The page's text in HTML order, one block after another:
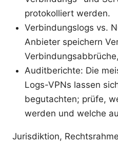
protokolliert werden.
Verbindungslogs vs.
Anbieter speichern
Auditberichte: Die
Logs-VPNs lassen
begutachten; prüfe,
werden und welche
Jurisdiktion,